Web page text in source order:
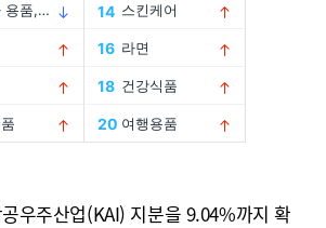
우주산업(KAI) 지분을 9.04%까지 확